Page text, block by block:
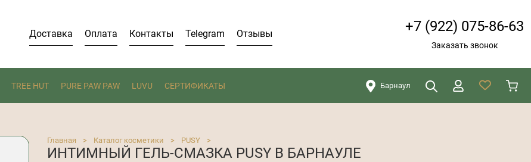
Доставка Оплата Контакты Telegram Отзывы +7 (922) 075-86-63
Заказать звонок
TREE HUT PURE PAW PAW LUVU СЕРТИФИКАТЫ Барнаул
Главная
> Каталог косметики > PUSY >
ИНТИМНЫЙ ГЕЛЬ-СМАЗКА PUSY В БАРНАУЛЕ